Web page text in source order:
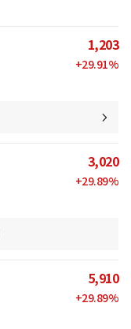
1,203
+29.91%
3,020
+29.89%
5,910
+29.89%